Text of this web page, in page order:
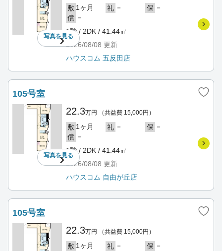
写真を見る
敷 1ヶ月 礼 － 保 －
償 －
1階 / 2DK / 41.44㎡
2026/08/08 更新
ハウスコム 五反田店
105号室
写真を見る
22.3万円 （共益費 15,000円）
敷 1ヶ月 礼 － 保 －
償 －
1階 / 2DK / 41.44㎡
2026/08/08 更新
ハウスコム 自由が丘店
105号室
22.3万円 （共益費 15,000円）
敷 1ヶ月 礼 － 保 －